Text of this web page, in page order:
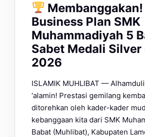
Business Plan SMK
Muhammadiyah 5
Sabet Medali Silver
2026
ISLAMIK MUHLIBAT —
‘alamin! Prestasi gemilang
ditorehkan oleh kader-kader
kebanggaan kita dari SMK
Babat (Muhlibat), Kabupaten